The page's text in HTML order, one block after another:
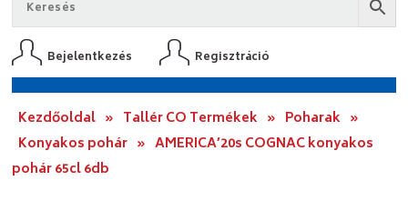
Bejelentkezés Regisztráció
Kezdőoldal » Tallér CO Termékek » Poharak »
Konyakos pohár » AMERICA’20s COGNAC konyakos
pohár 65cl 6db